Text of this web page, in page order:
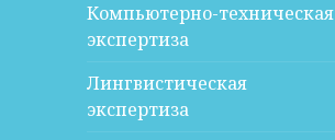
Компьютерно-техническая
экспертиза
Лингвистическая
экспертиза